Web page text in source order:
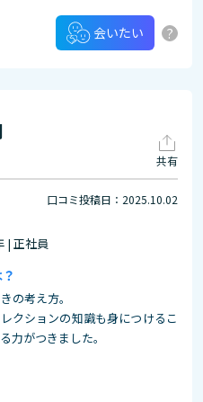
会いたい ?
共有
口コミ投稿日：2025.10.02
| 正社員
の考え方。
クションの知識も身につけるこ
力がつきました。